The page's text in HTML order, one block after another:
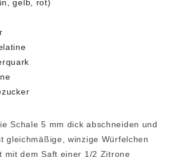
gelb, rot)
Schale 5 mm dick abschneiden und
gleichmäßige, winzige Würfelchen
mit dem Saft einer 1/2 Zitrone